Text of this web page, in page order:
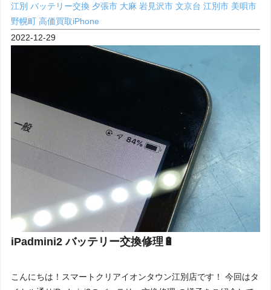
江別バッテリー交換 夕張市 大麻岩見沢市文京台江別市 美唄市
野幌町高価買取iPhone
2022-12-29
iPadmini2 バッテリー交換修理🔋
こんにちは！スマートクリアイオンタウン江別店です！ 今回はタ